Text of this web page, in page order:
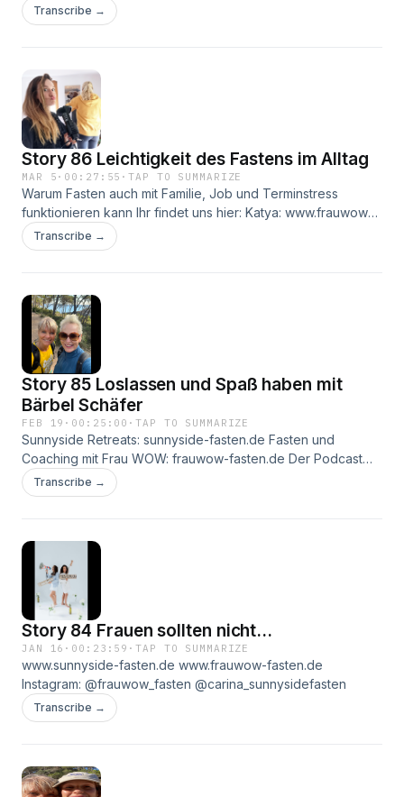
Transcribe →
Story 86 Leichtigkeit des Fastens im Alltag
MAR 5 · 00:27:55 ·TAP TO SUMMARIZE
Warum Fasten auch mit Familie, Job und Terminstress
funktionieren kann Ihr findet uns hier: Katya: www.frauwow-
fasten.de Instagram: @frauwow_fasten Carina:
www.sunnyside-fasten.de Instagram:
Transcribe →
Story 85 Loslassen und Spaß haben mit
Bärbel Schäfer
FEB 19 · 00:25:00 ·TAP TO SUMMARIZE
Sunnyside Retreats: sunnyside-fasten.de Fasten und
Coaching mit Frau WOW: frauwow-fasten.de Der Podcast
von Bärbel Schäfer: Alltag für Fortgeschrittene
Transcribe →
Story 84 Frauen sollten nicht...
JAN 16 · 00:23:59 ·TAP TO SUMMARIZE
www.sunnyside-fasten.de www.frauwow-fasten.de
Instagram: @frauwow_fasten @carina_sunnysidefasten
Transcribe →